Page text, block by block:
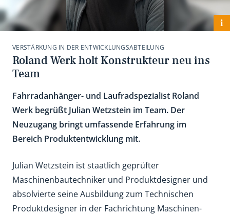
i
VERSTÄRKUNG IN DER ENTWICKLUNGSABTEILUNG
Roland Werk holt Konstrukteur neu ins
Team
Fahrradanhänger- und Laufradspezialist Roland
Werk begrüßt Julian Wetzstein im Team. Der
Neuzugang bringt umfassende Erfahrung im
Bereich Produktentwicklung mit.
Julian Wetzstein ist staatlich geprüfter
Maschinenbautechniker und Produktdesigner und
absolvierte seine Ausbildung zum Technischen
Produktdesigner in der Fachrichtung Maschinen-